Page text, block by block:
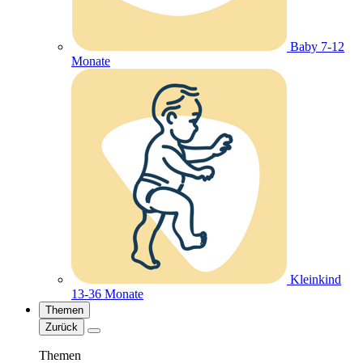
Baby 7-12
Monate
Kleinkind
13-36 Monate
Themen
Zurück
Themen